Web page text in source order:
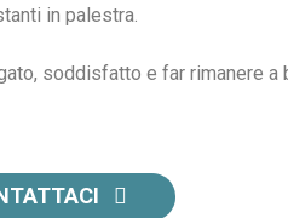
in palestra.
soddisfatto e far rimanere a